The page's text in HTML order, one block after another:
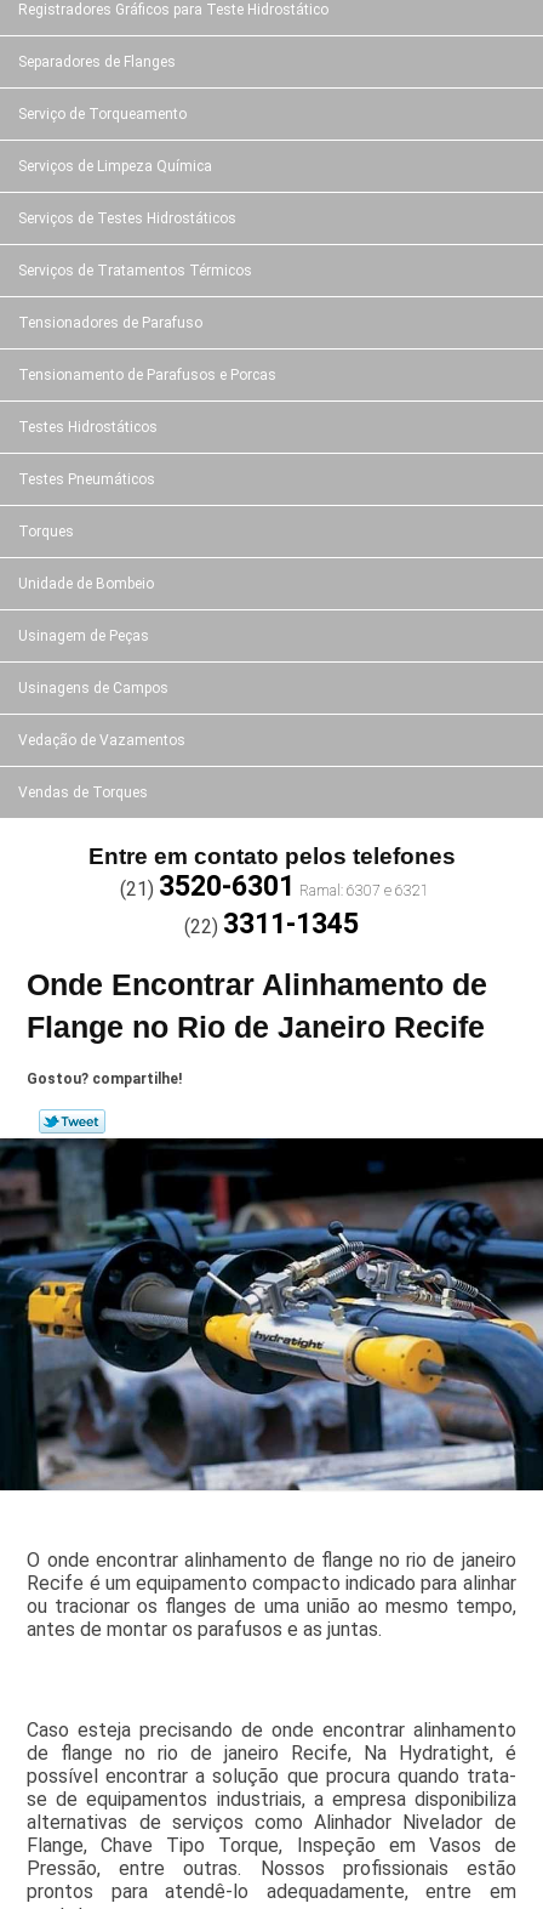
Registradores Gráficos para Teste Hidrostático
Separadores de Flanges
Serviço de Torqueamento
Serviços de Limpeza Química
Serviços de Testes Hidrostáticos
Serviços de Tratamentos Térmicos
Tensionadores de Parafuso
Tensionamento de Parafusos e Porcas
Testes Hidrostáticos
Testes Pneumáticos
Torques
Unidade de Bombeio
Usinagem de Peças
Usinagens de Campos
Vedação de Vazamentos
Vendas de Torques
Entre em contato pelos telefones
(21) 3520-6301
(22) 3311-1345
Onde Encontrar Alinhamento de
Flange no Rio de Janeiro Recife
Gostou? compartilhe!
O onde encontrar alinhamento de flange no rio de janeiro
Recife é um equipamento compacto indicado para alinhar
ou tracionar os flanges de uma união ao mesmo tempo,
antes de montar os parafusos e as juntas.
Caso esteja precisando de onde encontrar alinhamento
de flange no rio de janeiro Recife, Na Hydratight, é
possível encontrar a solução que procura quando trata-
se de equipamentos industriais, a empresa disponibiliza
alternativas de serviços como Alinhador Nivelador de
Flange, Chave Tipo Torque, Inspeção em Vasos de
Pressão, entre outras. Nossos profissionais estão
prontos para atendê-lo adequadamente, entre em